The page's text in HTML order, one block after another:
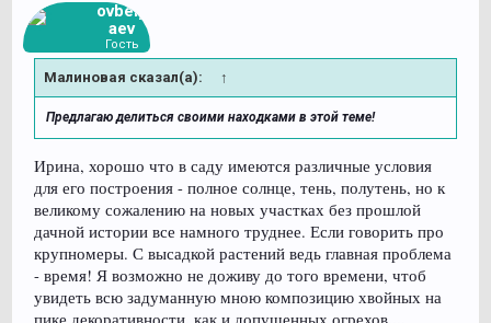
ovbely
aev
Гость
Малиновая сказал(а): ↑
Предлагаю делиться своими находками в этой теме!
Ирина, хорошо что в саду имеются различные условия
для его построения - полное солнце, тень, полутень, но к
великому сожалению на новых участках без прошлой
дачной истории все намного труднее. Если говорить про
крупномеры. С высадкой растений ведь главная проблема
- время! Я возможно не доживу до того времени, чтоб
увидеть всю задуманную мною композицию хвойных на